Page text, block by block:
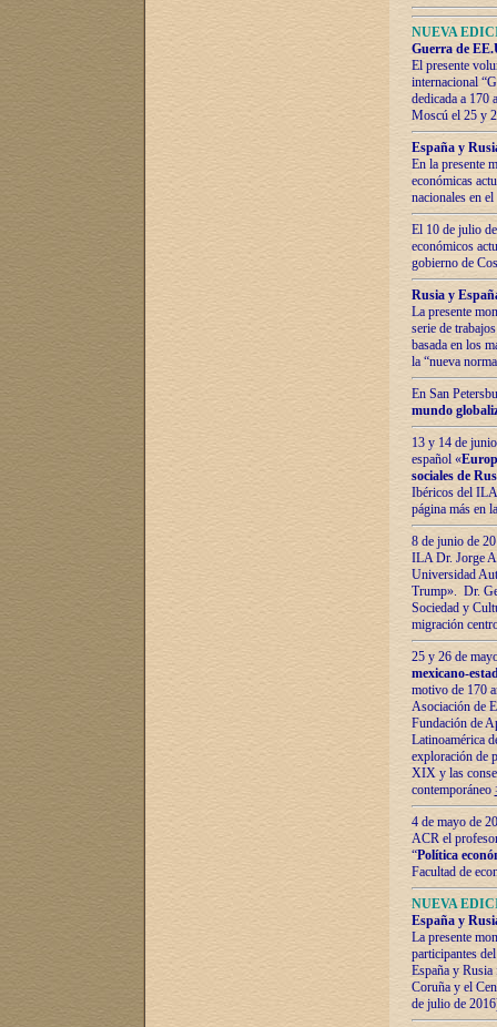
NUEVA
Guerra de
El presente
internacional
dedicada a 170
Moscú el 25 y
España y
En la presente
económicas
nacionales en
El 10 de julio
económicos
gobierno de
Rusia y
La presente
serie de
basada en los
la “nueva
En San
mundo
13 y 14 de
español «
sociales de
Ibéricos del ILA
página más en
8 de junio de
ILA Dr. Jorge
Universidad
Trump». Dr.
Sociedad y
migración
25 y 26 de
mexicano-
motivo de 170
Asociación de
Fundación de
Latinoamérica
exploración de
XIX y las
contemporáneo
4 de mayo de
ACR el
“Política
Facultad de
NUEVA
España y
La presente
participantes
España y
Coruña y el
de julio de